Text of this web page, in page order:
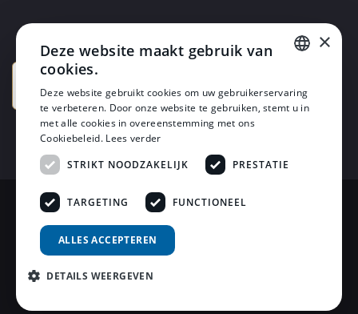
© 2026 Horsten Meubelen & Horsten Slaapcomfort
Privacy Voorwaarden
Review Policy
DUTCH
×
Deze website maakt gebruik van
cookies.
Deze website gebruikt cookies om uw gebruikerservaring
te verbeteren. Door onze website te gebruiken, stemt u in
met alle cookies in overeenstemming met ons
Cookiebeleid. Lees verder
STRIKT NOODZAKELIJK
PRESTATIE
TARGETING FUNCTIONEEL
ALLES ACCEPTEREN
DETAILS WEERGEVEN